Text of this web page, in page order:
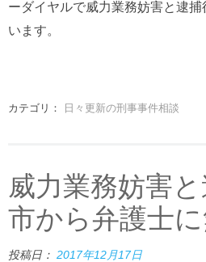
ーダイヤルで威力業務妨害と逮
います。
カテゴリ： 日々更新の刑事事件相談
威力業務妨害
市から弁護士
投稿日： 2017年12月17日